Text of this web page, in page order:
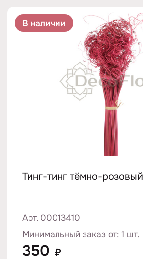
В наличии
Тинг-тинг тёмно-розовый
Арт. 00013410
Минимальный заказ от: 1 шт.
350 ₽